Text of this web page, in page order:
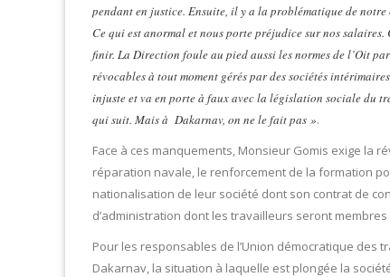
pendant en justice. Ensuite, il y a la problématique de
Ce qui est anormal et nous porte préjudice sur nos salaires.
finir. La Direction foule au pied aussi les normes de l’Oit
révocables à tout moment gérés par des sociétés
injuste et va en porte à faux avec la législation sociale du
qui suit. Mais à Dakarnav, on ne le fait pas ».
Face à ces manquements, Monsieur Gomis exige la
réparation navale, le renforcement de la formation
nationalisation de leur société dont son contrat de
d’administration dont les travailleurs seront
Pour les responsables de l’Union démocratique des
Dakarnav, la situation à laquelle est plongée la